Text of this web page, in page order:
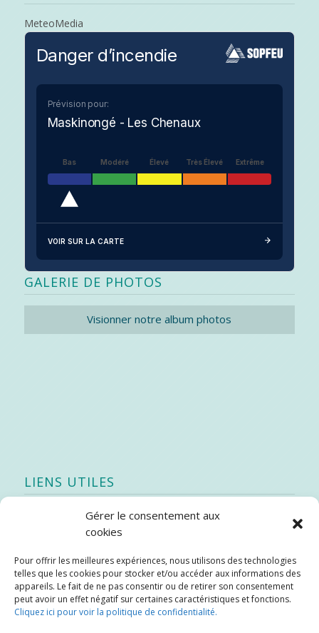
Gérer le consentement aux
cookies
Pour offrir les meilleures expériences, nous utilisons des technologies
telles que les cookies pour stocker et/ou accéder aux informations des
appareils. Le fait de ne pas consentir ou de retirer son consentement
peut avoir un effet négatif sur certaines caractéristiques et fonctions.
Cliquez ici pour voir la politique de confidentialité.
MeteoMedia
Danger d’incendie
Prévision pour:
Maskinongé - Les Chenaux
Bas Modéré Élevé Très Élevé Extrême
VOIR SUR LA CARTE
GALERIE DE PHOTOS
Visionner notre album photos
LIENS UTILES
Quoi de neuf
Stratégie québécoise d’économie d’eau potable
Bibliothèque
Météo locale